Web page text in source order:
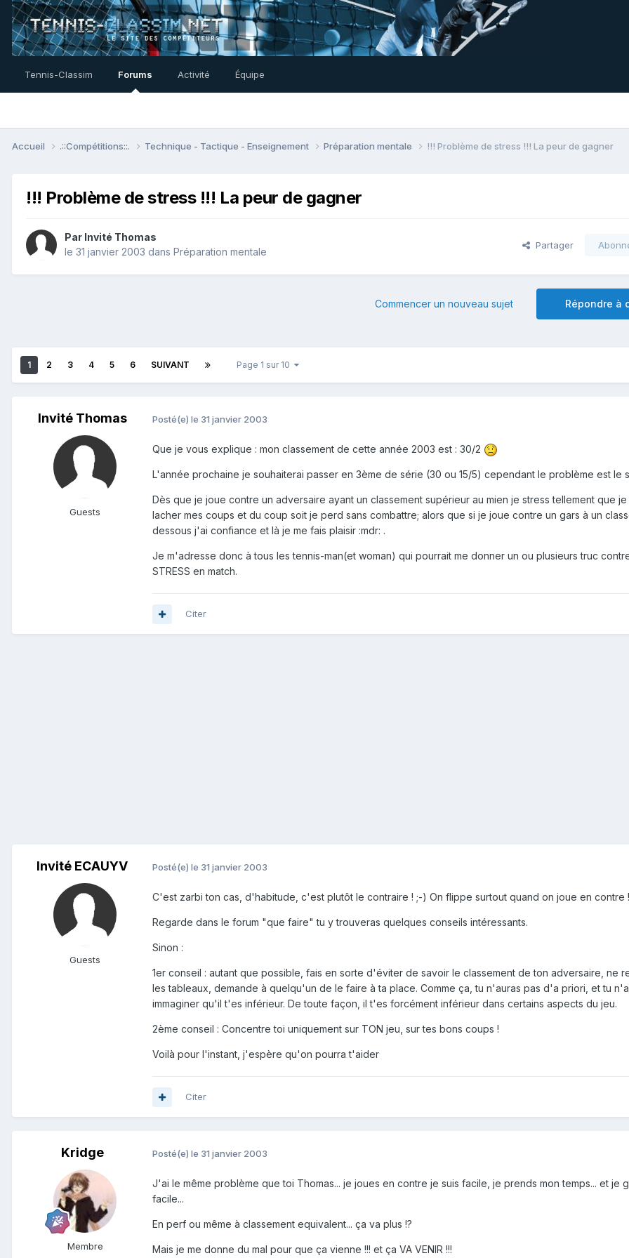
Tennis-Classim Forums Activité Équipe
Accueil .::Compétitions::. Technique - Tactique - Enseignement Préparation mentale !!! Problème de stress !!! La peur de gagner
!!! Problème de stress !!! La peur de gagner
Par Invité Thomas
le 31 janvier 2003 dans Préparation mentale
Partager
Répondre à
Commencer un nouveau sujet
1 2 3 4 5 6 SUIVANT Page 1 sur 10
Invité Thomas
Guests
Posté(e) le 31 janvier 2003
Que je vous explique : mon classement de cette année 2003 est : 30/2
L'année prochaine je souhaiterai passer en 3ème de série (30 ou 15/5) cependant le problème est le
Dès que je joue contre un adversaire ayant un classement supérieur au mien je stress tellement que
lacher mes coups et du coup soit je perd sans combattre; alors que si je joue contre un gars à un
dessous j'ai confiance et là je me fais plaisir :mdr: .
Je m'adresse donc à tous les tennis-man(et woman) qui pourrait me donner un ou plusieurs truc
STRESS en match.
Citer
Invité ECAUYV
Guests
Posté(e) le 31 janvier 2003
C'est zarbi ton cas, d'habitude, c'est plutôt le contraire ! ;-) On flippe surtout quand on joue en contre !
Regarde dans le forum "que faire" tu y trouveras quelques conseils intéressants.
Sinon :
1er conseil : autant que possible, fais en sorte d'éviter de savoir le classement de ton adversaire, ne
les tableaux, demande à quelqu'un de le faire à ta place. Comme ça, tu n'auras pas d'a priori, et tu
immaginer qu'il t'es inférieur. De toute façon, il t'es forcément inférieur dans certains aspects du jeu.
2ème conseil : Concentre toi uniquement sur TON jeu, sur tes bons coups !
Voilà pour l'instant, j'espère qu'on pourra t'aider
Citer
Kridge
Membre
Posté(e) le 31 janvier 2003
J'ai le même problème que toi Thomas... je joues en contre je suis facile, je prends mon temps... et je
facile...
En perf ou même à classement equivalent... ça va plus !?
Mais je me donne du mal pour que ça vienne !!! et ça VA VENIR !!!